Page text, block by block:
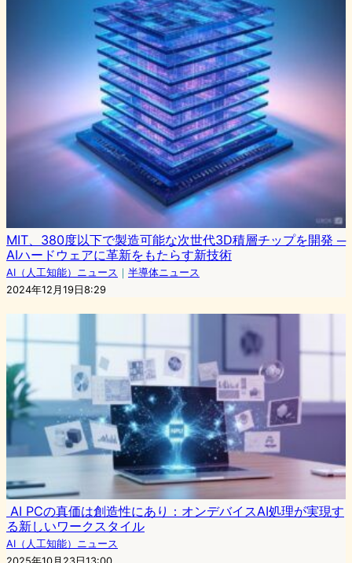
MIT、380度以下で製造可能な次世代3D積層チップを開発 ─
AIハードウェアに革新をもたらす新技術
AI（人工知能）ニュース ｜ 半導体ニュース
2024年12月19日8:29
AI PCの真価は創造性にあり：オンデバイスAI処理が実現す
る新しいワークスタイル
AI（人工知能）ニュース